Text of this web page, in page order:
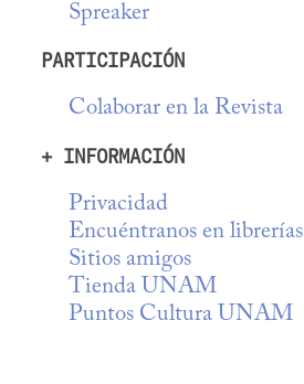
Spreaker
PARTICIPACIÓN
Colaborar en la Revista
+ INFORMACIÓN
Privacidad
Encuéntranos en librerías
Sitios amigos
Tienda UNAM
Puntos Cultura UNAM